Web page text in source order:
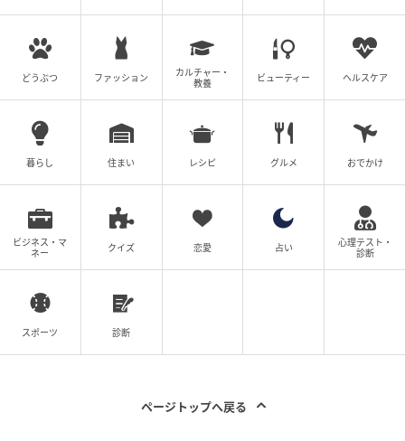
どうぶつ ファッション
カルチャー・
教養
ビューティー ヘルスケア
暮らし 住まい レシピ グルメ おでかけ
ビジネス・マ
ネー
クイズ 恋愛 占い
心理テスト・
診断
スポーツ 診断
ページトップへ戻る